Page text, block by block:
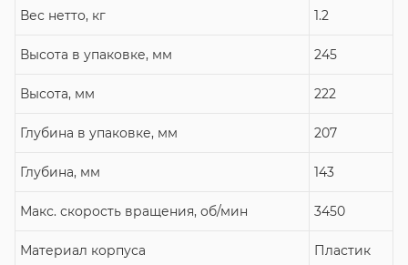
Вес нетто, кг 1.2
Высота в упаковке, мм 245
Высота, мм 222
Глубина в упаковке, мм 207
Глубина, мм 143
Макс. скорость вращения, об/мин 3450
Материал корпуса Пластик